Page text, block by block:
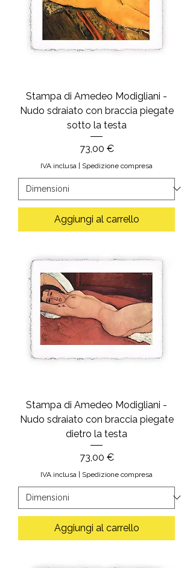
Stampa di Amedeo Modigliani -
Nudo sdraiato con braccia piegate
sotto la testa
Prezzo
73,00 €
IVA inclusa | Spedizione compresa
Aggiungi al carrello
Stampa di Amedeo Modigliani -
Nudo sdraiato con braccia piegate
dietro la testa
Prezzo
73,00 €
IVA inclusa | Spedizione compresa
Aggiungi al carrello